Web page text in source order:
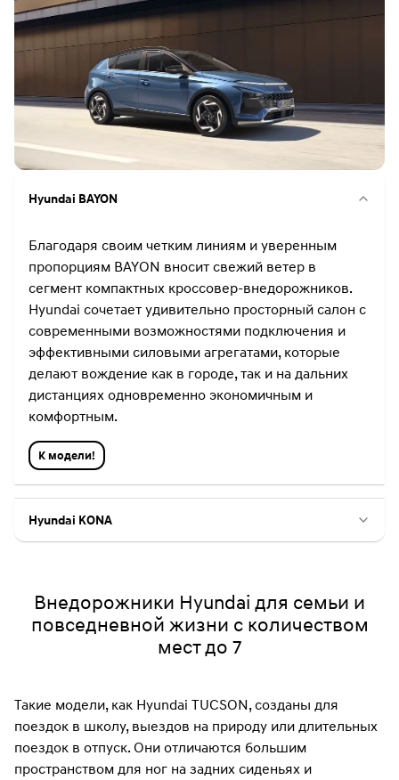
Hyundai BAYON
Благодаря своим четким линиям и уверенным
пропорциям BAYON вносит свежий ветер в
сегмент компактных кроссовер-внедорожников.
Hyundai сочетает удивительно просторный салон с
современными возможностями подключения и
эффективными силовыми агрегатами, которые
делают вождение как в городе, так и на дальних
дистанциях одновременно экономичным и
комфортным.
К модели!
Hyundai KONA
Внедорожники Hyundai для семьи и
повседневной жизни с количеством
мест до 7
Такие модели, как Hyundai TUCSON, созданы для
поездок в школу, выездов на природу или длительных
поездок в отпуск. Они отличаются большим
пространством для ног на задних сиденьях и